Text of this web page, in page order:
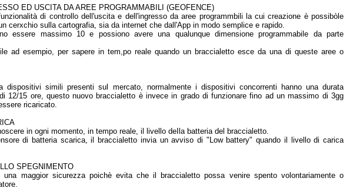
ED USCITA DA AREE PROGRAMMABILI (GEOFENCE)
di controllo dell'uscita e dell'ingresso da aree programmbili la cui creazione è possibòle
cerxchio sulla cartografia, sia da internet che dall'App in modo semplice e rapido.
essere massimo 10 e possiono avere una qualunque dimensione programmabile da parte
ad esempio, per sapere in tem,po reale quando un braccialetto esce da una di queste aree o
dispositivi simili presenti sul mercato, normalmente i dispositivi concorrenti hanno una durata
12/15 ore, questo nuovo braccialetto è invece in grado di funzionare fino ad un massimo di 3gg
ricaricato.
in ogni momento, in tempo reale, il livello deIla batteria del braccialetto.
di batteria scarica, il braccialetto invia un avviso di "Low battery" quando il livello di carica
SPEGNIMENTO
una maggior sicurezza poichè evita che il braccialetto possa venire spento volontariamente o